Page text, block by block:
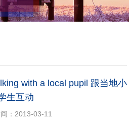
with a local pupil 跟当地小
生互动
：2013-03-11